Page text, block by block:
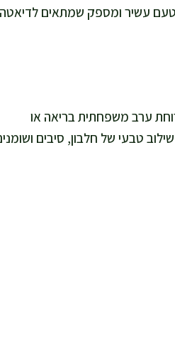
טעם עשיר ומספק שמתאים לדיאטה
מעשי לארוחת ערב משפחתית בריאה או
טבעי של חלבון, סיבים